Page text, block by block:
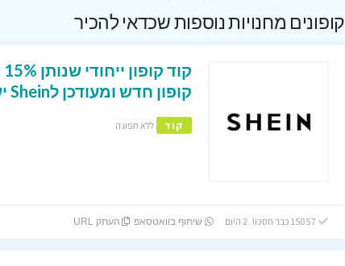
קופונים מחנויות נוספות שכדאי להכיר
קופון חדש ומעודכן לShein ישראל
קוד ללא תפוגה
שיתוף בוואטסאפ העתק URL